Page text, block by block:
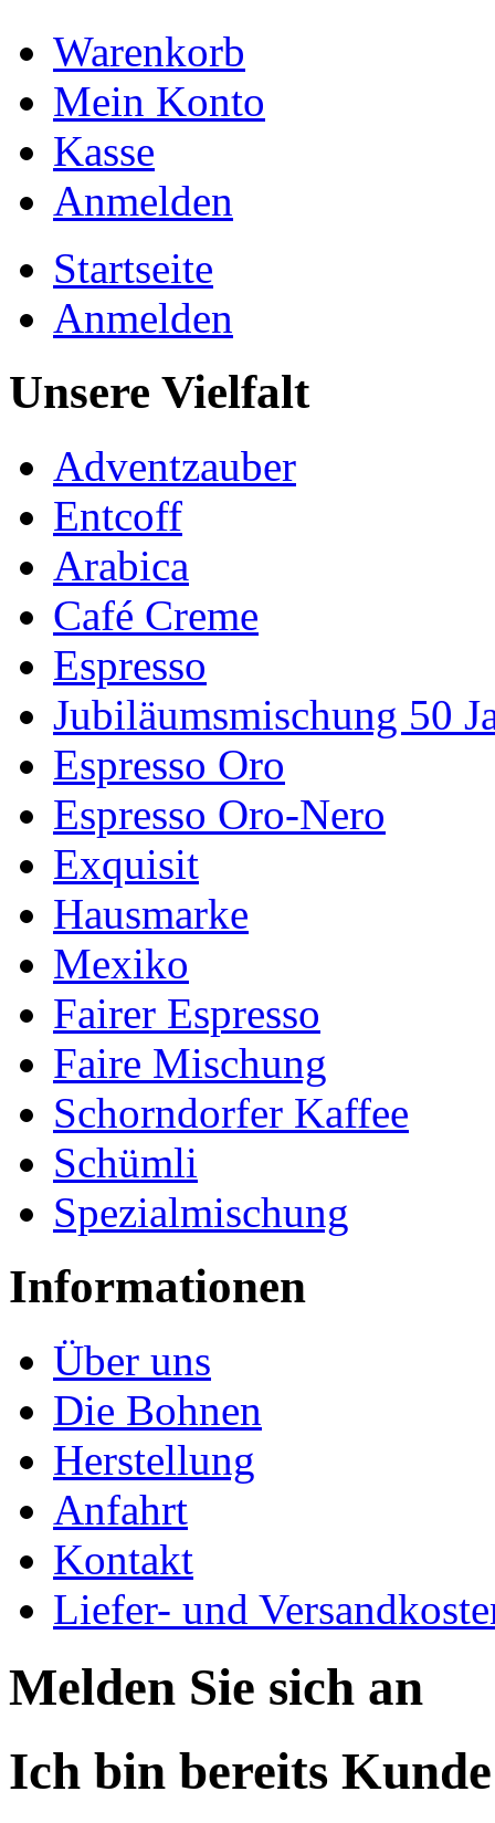
Warenkorb
Mein Konto
Kasse
Anmelden
Startseite
Anmelden
Unsere Vielfalt
Adventzauber
Entcoff
Arabica
Café Creme
Espresso
Jubiläumsmischung 50
Espresso Oro
Espresso Oro-Nero
Exquisit
Hausmarke
Mexiko
Fairer Espresso
Faire Mischung
Schorndorfer Kaffee
Schümli
Spezialmischung
Informationen
Über uns
Die Bohnen
Herstellung
Anfahrt
Kontakt
Liefer- und
Melden Sie sich an
Ich bin bereits Kunde